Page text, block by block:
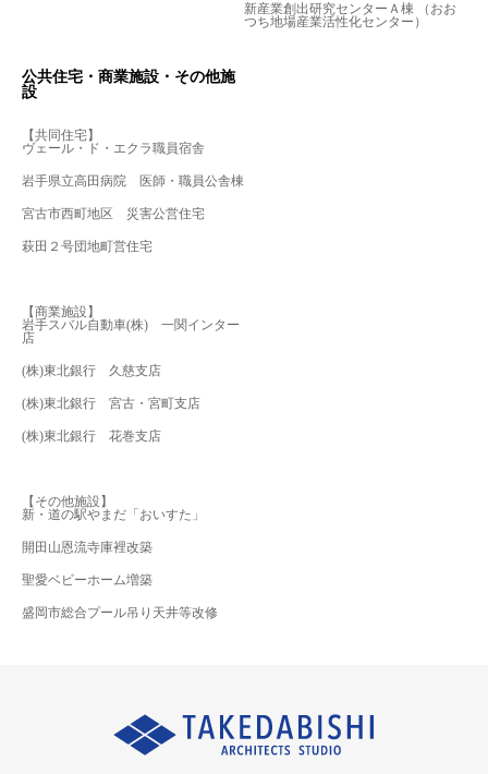
新産業創出研究センターＡ棟 （おお
つち地場産業活性化センター）
公共住宅・商業施設・その他施
設
【共同住宅】
ヴェール・ド・エクラ職員宿舎
岩手県立高田病院 医師・職員公舎棟
宮古市西町地区 災害公営住宅
萩田２号団地町営住宅
【商業施設】
岩手スバル自動車(株) 一関インター
店
(株)東北銀行 久慈支店
(株)東北銀行 宮古・宮町支店
(株)東北銀行 花巻支店
【その他施設】
新・道の駅やまだ「おいすた」
開田山恩流寺庫裡改築
聖愛ベビーホーム増築
盛岡市総合プール吊り天井等改修